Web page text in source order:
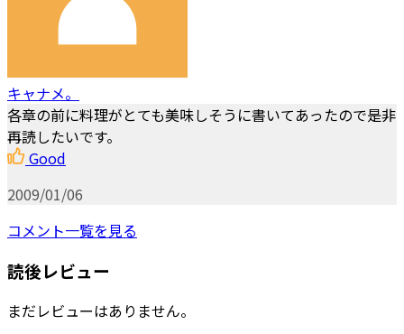
キャナメ。
各章の前に料理がとても美味しそうに書いてあったので是非
再読したいです。
Good
2009/01/06
コメント一覧を見る
読後レビュー
まだレビューはありません。